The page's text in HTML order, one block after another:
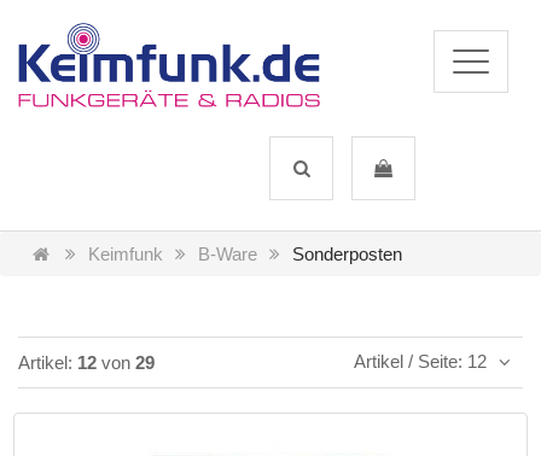
Keimfunk B-Ware Sonderposten
Artikel: 12 von 29 Artikel / Seite: 12